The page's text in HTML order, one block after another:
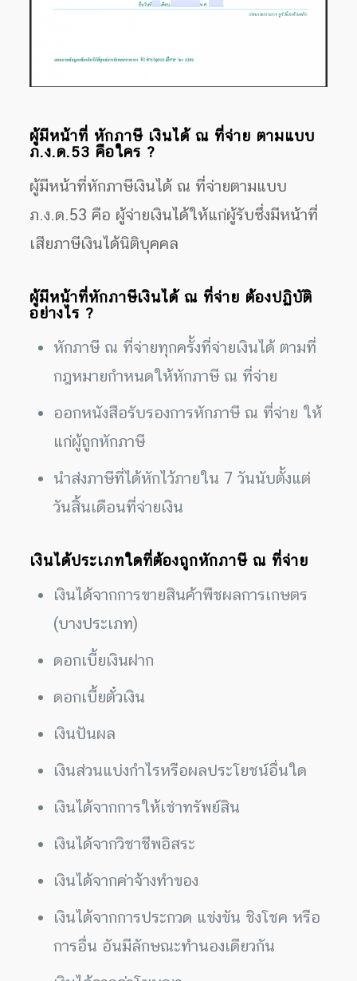
ผู้มีหน้าที่ หักภาษี เงินได้ ณ ที่จ่าย ตามแบบ
ภ.ง.ด.53 คือใคร ?
ผู้มีหน้าที่หักภาษีเงินได้ ณ ที่จ่ายตามแบบ
ภ.ง.ด.53 คือ ผู้จ่ายเงินได้ให้แก่ผู้รับซึ่งมีหน้าที่
เสียภาษีเงินได้นิติบุคคล
ผู้มีหน้าที่หักภาษีเงินได้ ณ ที่จ่าย ต้องปฏิบัติ
อย่างไร ?
หักภาษี ณ ที่จ่ายทุกครั้งที่จ่ายเงินได้ ตามที่
กฎหมายกำหนดให้หักภาษี ณ ที่จ่าย
ออกหนังสือรับรองการหักภาษี ณ ที่จ่าย ให้
แก่ผู้ถูกหักภาษี
นำส่งภาษีที่ได้หักไว้ภายใน 7 วันนับตั้งแต่
วันสิ้นเดือนที่จ่ายเงิน
เงินได้ประเภทใดที่ต้องถูกหักภาษี ณ ที่จ่าย
เงินได้จากการขายสินค้าพืชผลการเกษตร
(บางประเภท)
ดอกเบี้ยเงินฝาก
ดอกเบี้ยตั๋วเงิน
เงินปันผล
เงินส่วนแบ่งกำไรหรือผลประโยชน์อื่นใด
เงินได้จากการให้เช่าทรัพย์สิน
เงินได้จากวิชาชีพอิสระ
เงินได้จากค่าจ้างทำของ
เงินได้จากการประกวด แข่งขัน ชิงโชค หรือ
การอื่น อันมีลักษณะทำนองเดียวกัน